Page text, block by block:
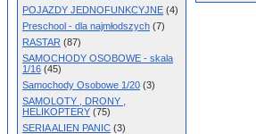
POJAZDY JEDNOFUNKCYJNE (4)
Preschool - dla najmłodszych (7)
RASTAR (87)
SAMOCHODY OSOBOWE - skala
1/16 (45)
Samochody Osobowe 1/20 (3)
SAMOLOTY , DRONY ,
HELIKOPTERY (75)
SERIA ALIEN PANIC (3)